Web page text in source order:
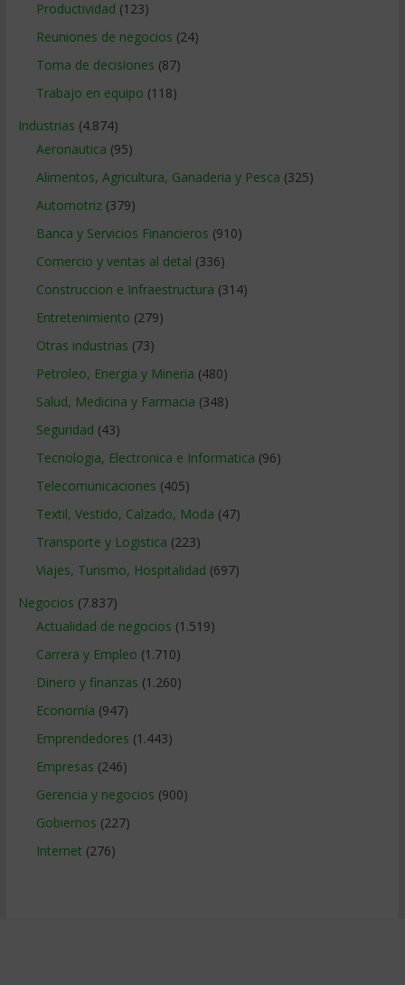
Productividad (123)
Reuniones de negocios (24)
Toma de decisiones (87)
Trabajo en equipo (118)
Industrias (4.874)
Aeronautica (95)
Alimentos, Agricultura, Ganaderia y Pesca (325)
Automotriz(379)
Banca y Servicios Financieros (910)
Comercio y ventas al detal (336)
Construccion e Infraestructura (314)
Entretenimiento (279)
Otras industrias (73)
Petroleo, Energia y Mineria (480)
Salud, Medicina y Farmacia (348)
Seguridad (43)
Tecnologia, Electronica e Informatica (96)
Telecomunicaciones (405)
Textil, Vestido, Calzado, Moda (47)
Transporte y Logistica (223)
Viajes, Turismo, Hospitalidad (697)
Negocios (7.837)
Actualidad de negocios (1.519)
Carrera y Empleo (1.710)
Dinero y finanzas (1.260)
Economía (947)
Emprendedores (1.443)
Empresas (246)
Gerencia y negocios (900)
Gobiernos (227)
Internet (276)